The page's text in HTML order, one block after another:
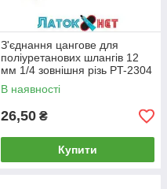
З'єднання цангове для
поліуретанових шлангів 12
мм 1/4 зовнішня різь PT-2304
Intertool
В наявності
26,50 ₴
Купити